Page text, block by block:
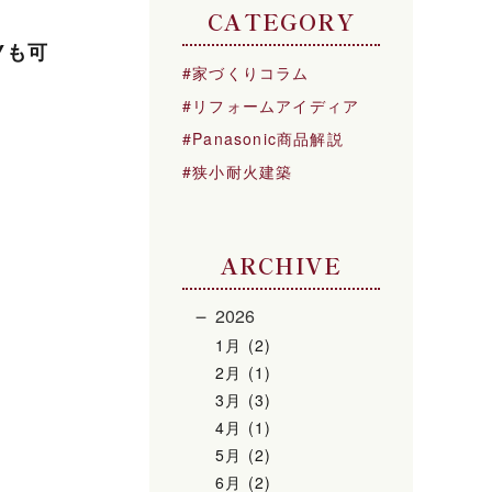
CATEGORY
家づくりコラム
リフォームアイディア
Panasonic商品解説
狭小耐火建築
ARCHIVE
2026
1月 (2)
2月 (1)
3月 (3)
4月 (1)
5月 (2)
6月 (2)
可